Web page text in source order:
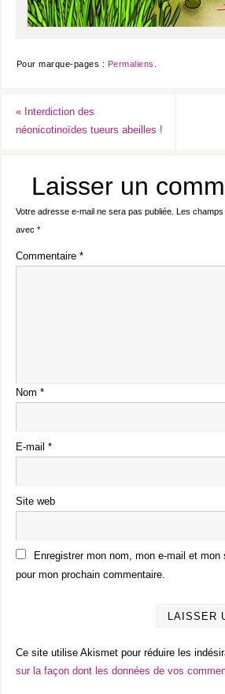
Pour marque-pages : Permaliens
«Interdiction des
néonicotinoïdes tueurs abeilles !
Laisser un
Votre adresse e-mail ne sera pas publiée. Les champs
avec *
Commentaire *
Nom *
E-mail *
Site web
Enregistrer mon nom, mon e-mail et
pour mon prochain commentaire.
Ce site utilise Akismet pour réduire les
sur la façon dont les données de vos